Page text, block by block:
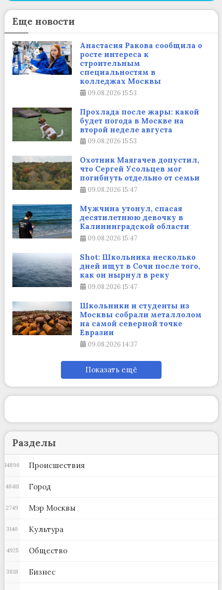
Еще новости
Анастасия Ракова сообщила о
росте интереса к
строительным
специальностям в
колледжах Москвы
09.08.2026 15:53
Прохлада после жары: какой
будет погода в Москве на
второй неделе августа
09.08.2026 15:53
Охотник Маягачев допустил,
что Сергей Усольцев мог
погибнуть отдельно от семьи
09.08.2026 15:47
Мужчина утонул, спасая
десятилетнюю девочку в
Калининградской области
09.08.2026 15:47
Shot: Школьника несколько
дней ищут в Сочи после того,
как он нырнул в реку
09.08.2026 15:47
Школьники и студенты из
Москвы собрали металлолом
на самой северной точке
Евразии
09.08.2026 14:37
Показать ещё
Разделы
Происшествия
14896
Город
48411
Мэр Москвы
2749
Культура
3140
Общество
4925
Бизнес
3818